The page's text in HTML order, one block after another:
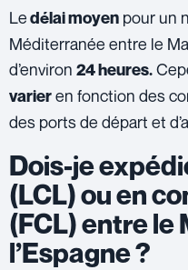
Ledélai moyen pour un
Méditerranée entre le
d’environ 24 heures.
varieren fonction des
des ports de départ et
Dois-je
(LCL) ou en
(FCL) entre le
l’Espagne ?